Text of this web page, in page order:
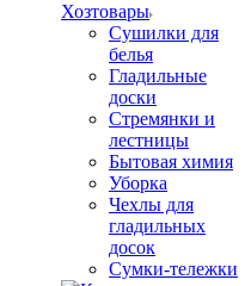
Хозтовары
Сушилки для
белья
Гладильные
доски
Стремянки и
лестницы
Бытовая химия
Уборка
Чехлы для
гладильных
досок
Сумки-тележки